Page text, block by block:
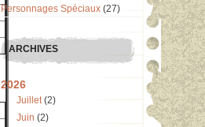
Personnages Spéciaux (27)
ARCHIVES
2026
Juillet(2)
Juin (2)